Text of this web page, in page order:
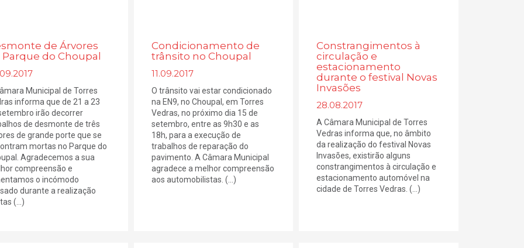
de Árvores
Parque do Choupal
Municipal de Torres
informa que de 21 a 23
irão decorrer
de desmonte de três
de grande porte que se
mortas no Parque do
Agradecemos a sua
compreensão e
o incómodo
durante a realização
(...)
Condicionamento de
trânsito no Choupal
11.09.2017
O trânsito vai estar condicionado
na EN9, no Choupal, em Torres
Vedras, no próximo dia 15 de
setembro, entre as 9h30 e as
18h, para a execução de
trabalhos de reparação do
pavimento. A Câmara Municipal
agradece a melhor compreensão
aos automobilistas. (...)
Constrangimentos à
circulação e
estacionamento
durante o festival Novas
Invasões
28.08.2017
A Câmara Municipal de Torres
Vedras informa que, no âmbito
da realização do festival Novas
Invasões, existirão alguns
constrangimentos à circulação e
estacionamento automóvel na
cidade de Torres Vedras. (...)